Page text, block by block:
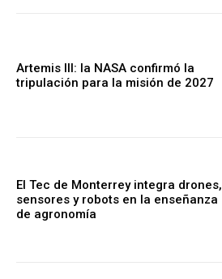
Artemis III: la NASA confirmó la
tripulación para la misión de 2027
El Tec de Monterrey integra drones,
sensores y robots en la enseñanza
de agronomía